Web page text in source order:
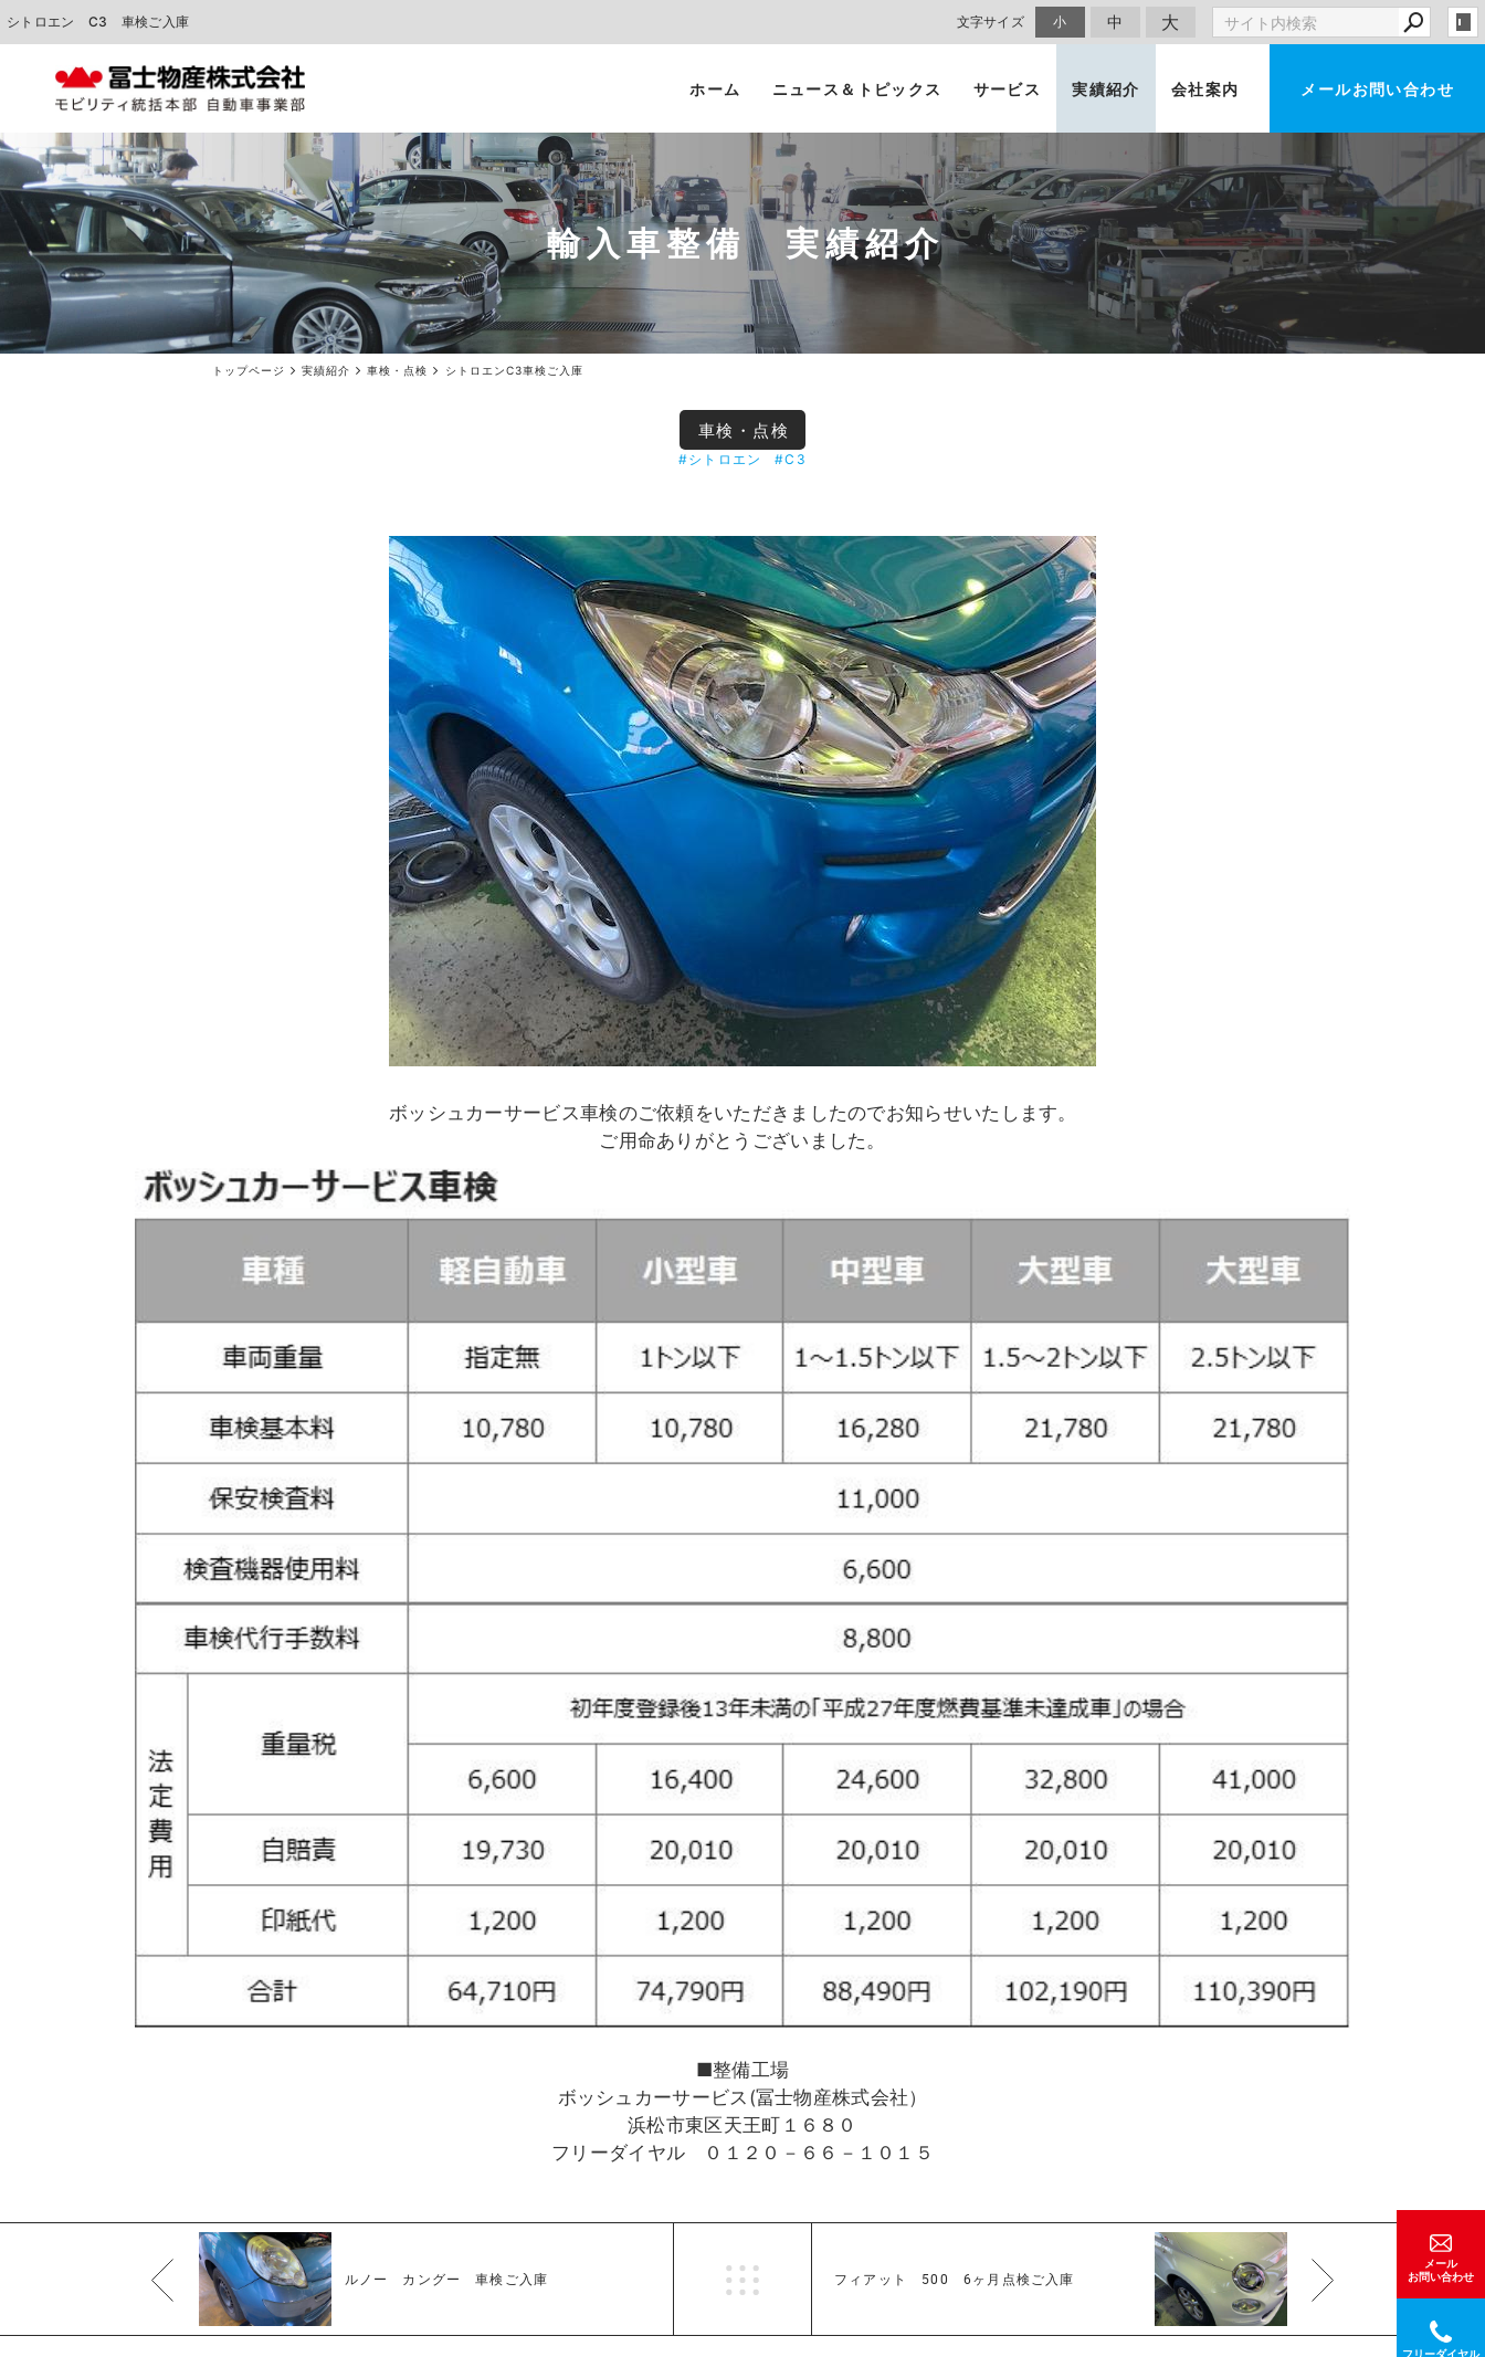
シトロエン C3 車検ご入庫 文字サイズ 小 中 大
ホーム ニュース＆トピックス サービス 実績紹介 会社案内 メールお問い合わせ
メール
お問い合わせ
フリーダイヤル
輸入車整備 実績紹介
トップページ 実績紹介 車検・点検 シトロエンC3車検ご入庫
車検・点検
#シトロエン #C3
ボッシュカーサービス車検のご依頼をいただきましたのでお知らせいたします。
ご用命ありがとうございました。
■整備工場
ボッシュカーサービス(冨士物産株式会社）
浜松市東区天王町１６８０
フリーダイヤル ０１２０－６６－１０１５
ルノー カングー 車検ご入庫 フィアット 500 6ヶ月点検ご入庫